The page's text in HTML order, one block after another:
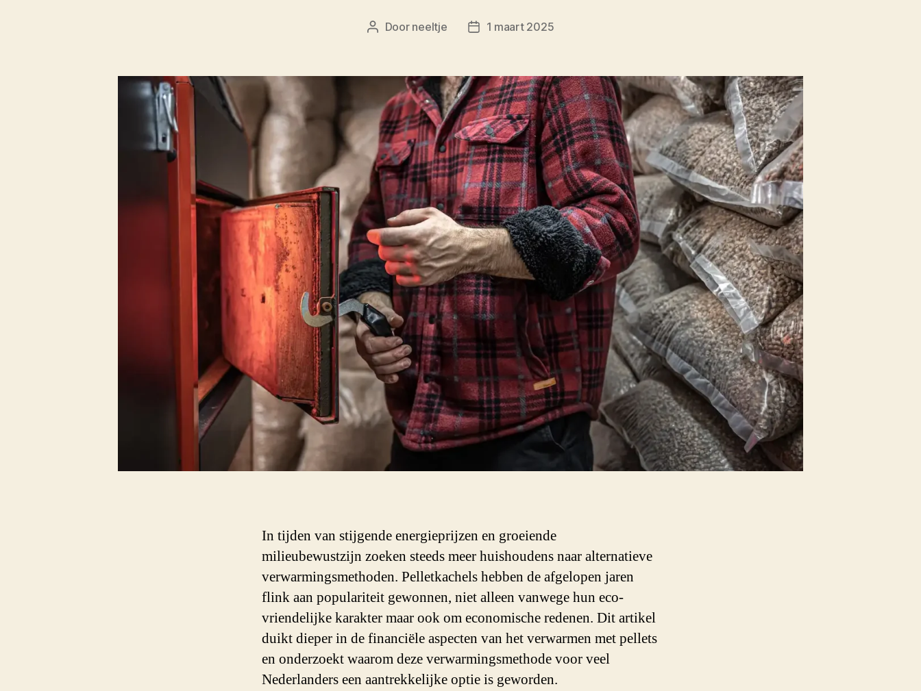
Berichtauteur
Door neeltje Berichtdatum
1 maart 2025
In tijden van stijgende energieprijzen en groeiende
milieubewustzijn zoeken steeds meer huishoudens naar alternatieve
verwarmingsmethoden. Pelletkachels hebben de afgelopen jaren
flink aan populariteit gewonnen, niet alleen vanwege hun eco-
vriendelijke karakter maar ook om economische redenen. Dit artikel
duikt dieper in de financiële aspecten van het verwarmen met pellets
en onderzoekt waarom deze verwarmingsmethode voor veel
Nederlanders een aantrekkelijke optie is geworden.